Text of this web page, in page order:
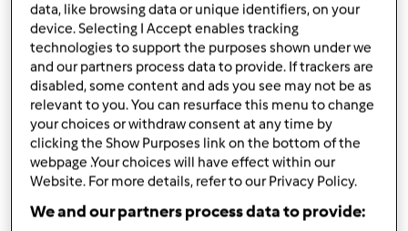
Dodaj do moich kolekcji
podziel się przepisem
Stwórz wariant
Składniki
data, like browsing data or unique identifiers, on your
device. Selecting I Accept enables tracking
technologies to support the purposes shown under we
and our partners process data to provide. If trackers are
disabled, some content and ads you see may not be as
relevant to you. You can resurface this menu to change
your choices or withdraw consent at any time by
clicking the Show Purposes link on the bottom of the
webpage .Your choices will have effect within our
Website. For more details, refer to our Privacy Policy.
We and our partners process data to provide: